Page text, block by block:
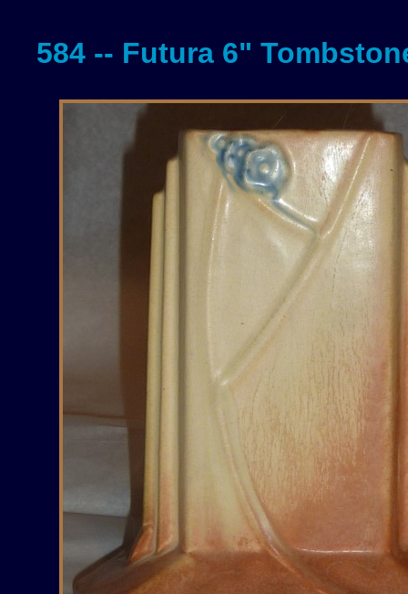
584 -- Futura 6"